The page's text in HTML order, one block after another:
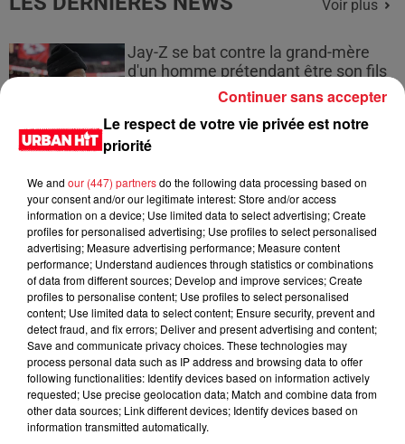
Voir plus
Jay-Z se bat contre la grand-mère
d'un homme prétendant être son fils
masculine dans sa bataille...
Des vitres tombent de la tour
Montparnasse : des désaccords
entre...
Incendies en Gironde : encore
plusieurs semaines avant
Le respect de votre vie privée est notre
priorité
We and our (447) partnersdo the following data processing based on
your consent and/or our legitimate interest: Store and/or access
information on a device; Use limited data to select advertising; Create
profiles for personalised advertising; Use profiles to select personalised
advertising; Measure advertising performance; Measure content
performance; Understand audiences through statistics or combinations
of data from different sources; Develop and improve services; Create
profiles to personalise content; Use profiles to select personalised
content; Use limited data to select content; Ensure security, prevent and
detect fraud, and fix errors; Deliver and present advertising and content;
Save and communicate privacy choices. These technologies may
process personal data such as IP address and browsing data to offer
following functionalities: Identify devices based on information actively
requested; Use precise geolocation data; Match and combine data from
other data sources; Link different devices; Identify devices based on
information transmitted automatically.
Continuer sans accepter